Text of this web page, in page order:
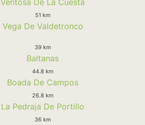
51 km
Vega De Valdetronco
39 km
Baltanas
44.8 km
Boada De Campos
26.8 km
La Pedraja De Portillo
36 km